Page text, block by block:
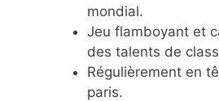
mondial.
Jeu flamboyant et
des talents de
Régulièrement en
paris.